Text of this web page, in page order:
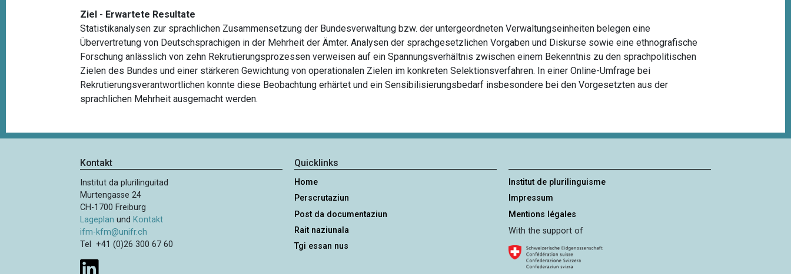
Ziel - Erwartete Resultate
Statistikanalysen zur sprachlichen Zusammensetzung der Bundesverwaltung bzw. der untergeordneten Verwaltungseinheiten belegen eine
Übervertretung von Deutschsprachigen in der Mehrheit der Ämter. Analysen der sprachgesetzlichen Vorgaben und Diskurse sowie eine ethnografische
Forschung anlässlich von zehn Rekrutierungsprozessen verweisen auf ein Spannungsverhältnis zwischen einem Bekenntnis zu den sprachpolitischen
Zielen des Bundes und einer stärkeren Gewichtung von operationalen Zielen im konkreten Selektionsverfahren. In einer Online-Umfrage bei
Rekrutierungsverantwortlichen konnte diese Beobachtung erhärtet und ein Sensibilisierungsbedarf insbesondere bei den Vorgesetzten aus der
sprachlichen Mehrheit ausgemacht werden.
Kontakt
Institut da plurilinguitad
Murtengasse 24
CH-1700 Freiburg
Lageplan und Kontakt
ifm-kfm@unifr.ch
Tel +41 (0)26 300 67 60
Quicklinks
Home
Perscrutaziun
Post da documentaziun
Rait naziunala
Tgi essan nus
Institut de plurilinguisme
Impressum
Mentions légales
With the support of